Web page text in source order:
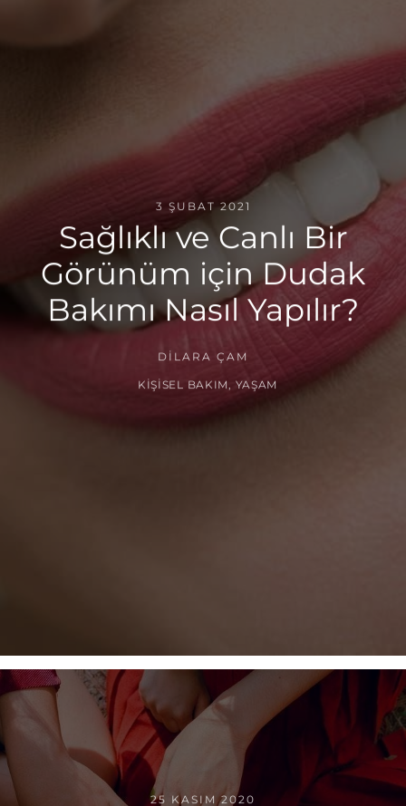
3 ŞUBAT 2021
Sağlıklı ve Canlı Bir
Görünüm için Dudak
Bakımı Nasıl Yapılır?
DILARA ÇAM
KIŞISEL BAKIM YAŞAM
25 KASIM 2020